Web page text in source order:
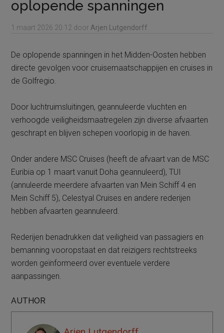
oplopende spanningen
1 maart 2026 20:12 door Arjen Lutgendorff
De oplopende spanningen in het Midden-Oosten hebben
directe gevolgen voor cruisemaatschappijen en cruises in
de Golfregio.
Door luchtruimsluitingen, geannuleerde vluchten en
verhoogde veiligheidsmaatregelen zijn diverse afvaarten
geschrapt en blijven schepen voorlopig in de haven.
Onder andere MSC Cruises (heeft de afvaart van de MSC
Euribia op 1 maart vanuit Doha geannuleerd), TUI
(annuleerde meerdere afvaarten van Mein Schiff 4 en
Mein Schiff 5), Celestyal Cruises en andere rederijen
hebben afvaarten geannuleerd.
Rederijen benadrukken dat veiligheid van passagiers en
bemanning vooropstaat en dat reizigers rechtstreeks
worden geïnformeerd over eventuele verdere
aanpassingen.
AUTHOR